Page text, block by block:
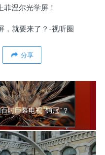
涅尔光学屏！
分享
吋巨幕电视“销冠”？